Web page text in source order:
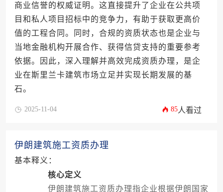
商业信誉的权威证明。这直接提升了企业在公共项
目和私人项目招标中的竞争力，有助于获取更高价
值的工程合同。同时，合规的资质状态也是企业与
当地金融机构开展合作、获得信贷支持的重要参考
依据。因此，深入理解并高效完成资质办理，是企
业在斯里兰卡建筑市场立足并实现长期发展的基
石。
2025-11-04 85人看过
伊朗建筑施工资质办理
基本释义：
核心定义
伊朗建筑施工资质办理指企业根据伊朗国家